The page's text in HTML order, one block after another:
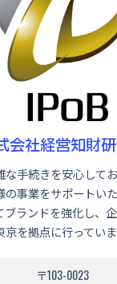
会社経営知財
な手続きを安心して
の事業をサポートい
ブランドを強化し、
を拠点に行っていま
〒103-0023